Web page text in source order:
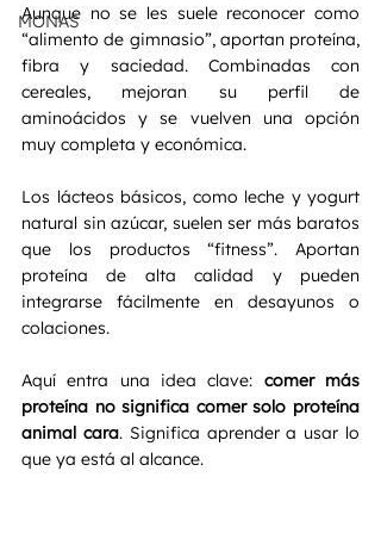
MONAS
Aunque no se les suele reconocer como
“alimento de gimnasio”, aportan proteína,
fibra y saciedad. Combinadas con
cereales, mejoran su perfil de
aminoácidos y se vuelven una opción
muy completa y económica.
Los lácteos básicos, como leche y yogurt
natural sin azúcar, suelen ser más baratos
que los productos “fitness”. Aportan
proteína de alta calidad y pueden
integrarse fácilmente en desayunos o
colaciones.
Aquí entra una idea clave: comer más
proteína no significa comer solo proteína
animal cara. Significa aprender a usar lo
que ya está al alcance.